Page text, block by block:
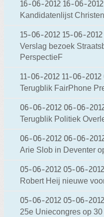
16-06-2012 16-06-2012
Kandidatenlijst
15-06-2012 15-06-2012
Verslag bezoek
PerspectieF
11-06-2012 11-06-2012
Terugblik FairPhone
06-06-2012 06-06-
Terugblik Politiek
06-06-2012 06-06-
Arie Slob in Deventer
05-06-2012 05-06-
Robert Heij nieuwe
05-06-2012 05-06-
25e Uniecongres op 30